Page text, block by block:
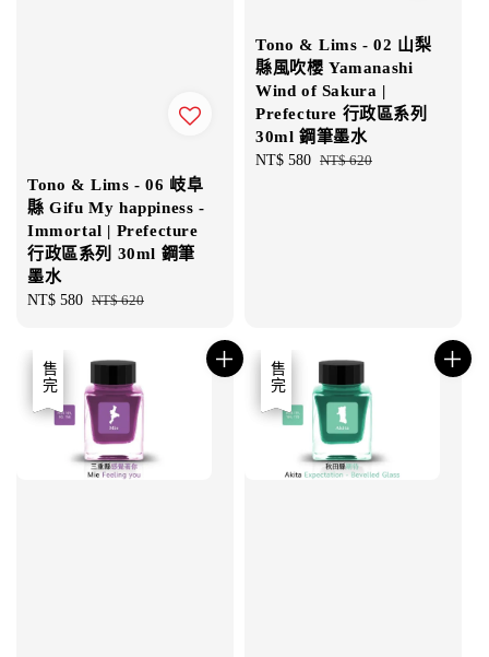
Tono & Lims - 06 岐阜
縣 Gifu My happiness -
Immortal | Prefecture
行政區系列 30ml 鋼筆
墨水
Sale
NT$ 580 Regular
NT$ 620
Tono & Lims - 02 山梨
縣風吹櫻 Yamanashi
Wind of Sakura |
Prefecture 行政區系列
30ml 鋼筆墨水
Sale
NT$ 580 Regular
NT$ 620
優惠
售完 優惠
售完